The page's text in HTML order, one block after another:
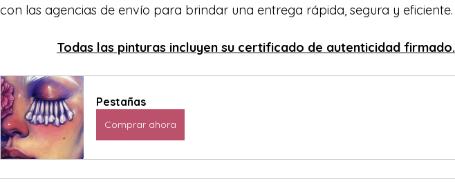
con las agencias de envío para brindar una entrega rápida, segura y eficiente.
Todas las pinturas incluyen su certificado de autenticidad firmado.
Pestañas
Comprar ahora